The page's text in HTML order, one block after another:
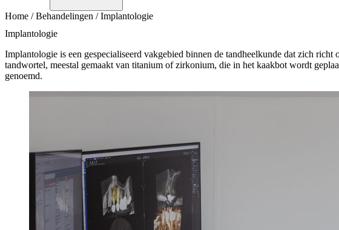
Home /Behandelingen /Implantologie
Implantologie
Implantologie is een gespecialiseerd vakgebied binnen de tandheelkunde dat zich
tandwortel, meestal gemaakt van titanium of zirkonium, die in het kaakbot wordt
genoemd.